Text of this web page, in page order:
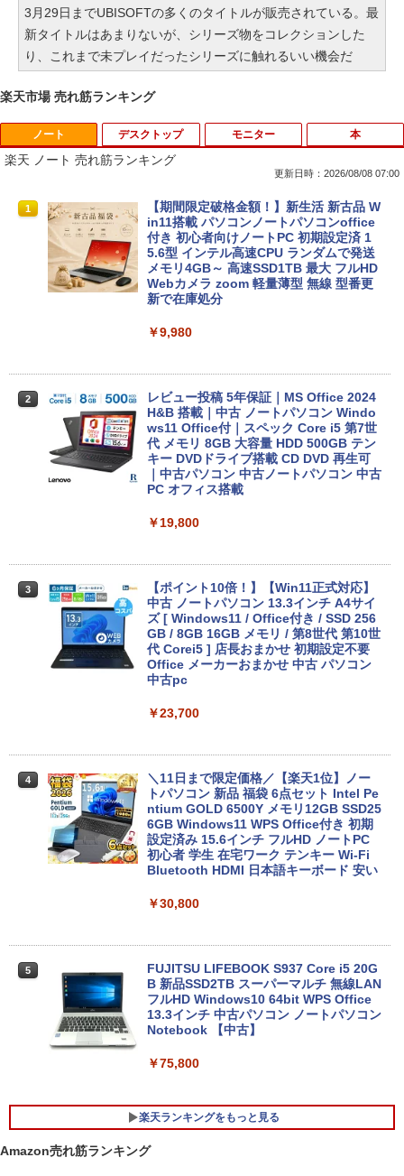
3月29日までUBISOFTの多くのタイトルが販売されている。最
新タイトルはあまりないが、シリーズ物をコレクションした
り、これまで未プレイだったシリーズに触れるいい機会だ
楽天市場 売れ筋ランキング
ノート
楽天 ノート 売れ筋ランキング
更新日時：2026/08/08 07:00
1
【期間限定破格金額！】新生活 新古品 W
in11搭載 パソコンノートパソコンoffice
付き 初心者向けノートPC 初期設定済 1
5.6型 インテル高速CPU ランダムで発送
メモリ4GB～ 高速SSD1TB 最大 フルHD
Webカメラ zoom 軽量薄型 無線 型番更
新で在庫処分
￥9,980
2
レビュー投稿 5年保証｜MS Office 2024
H&B 搭載｜中古 ノートパソコン Windo
ws11 Office付｜スペック Core i5 第7世
代 メモリ 8GB 大容量 HDD 500GB テン
キー DVDドライブ搭載 CD DVD 再生可
｜中古パソコン 中古ノートパソコン 中古
PC オフィス搭載
￥19,800
3
【ポイント10倍！】【Win11正式対応】
中古 ノートパソコン 13.3インチ A4サイ
ズ [ Windows11 / Office付き / SSD 256
GB / 8GB 16GB メモリ / 第8世代 第10世
代 Corei5 ] 店長おまかせ 初期設定不要
Office メーカーおまかせ 中古 パソコン
中古pc
￥23,700
4
＼11日まで限定価格／【楽天1位】ノー
トパソコン 新品 福袋 6点セット Intel Pe
ntium GOLD 6500Y メモリ12GB SSD25
6GB Windows11 WPS Office付き 初期
設定済み 15.6インチ フルHD ノートPC
初心者 学生 在宅ワーク テンキー Wi-Fi
Bluetooth HDMI 日本語キーボード 安い
￥30,800
5
FUJITSU LIFEBOOK S937 Core i5 20G
B 新品SSD2TB スーパーマルチ 無線LAN
フルHD Windows10 64bit WPS Office
13.3インチ 中古パソコン ノートパソコン
Notebook 【中古】
￥75,800
楽天ランキングをもっと見る
デスクトップ モニター 本
Amazon売れ筋ランキング